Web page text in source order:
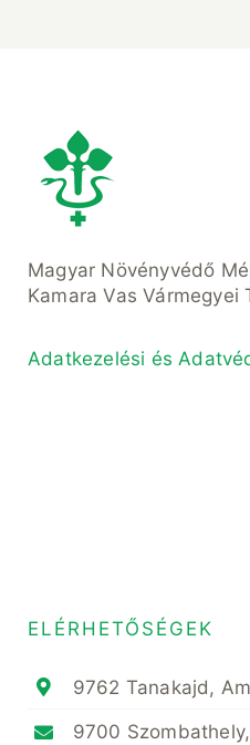
Magyar Növényvédő
Kamara Vas Vármegyei
Adatkezelési és
ELÉRHETŐSÉGEK
9762 Tanakajd,
9700